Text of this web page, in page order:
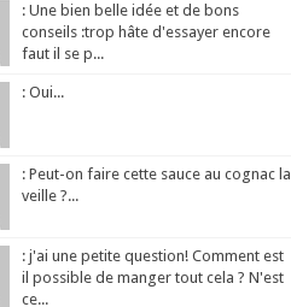
: Une bien belle idée et de bons
conseils :trop hâte d'essayer encore
faut il se p...
: Oui...
: Peut-on faire cette sauce au cognac la
veille ?...
: j'ai une petite question! Comment est
il possible de manger tout cela ? N'est
ce...